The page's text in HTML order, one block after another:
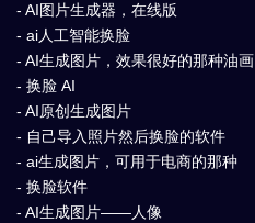
- AI图片生成器，在线版
- ai人工智能换脸
- AI生成图片，效果很好的那种油画
- 换脸 AI
- AI原创生成图片
- 自己导入照片然后换脸的软件
- ai生成图片，可用于电商的那种
- 换脸软件
- AI生成图片——人像